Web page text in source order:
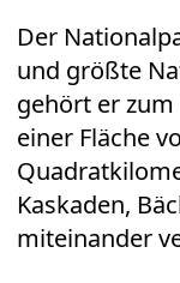
Der
und größte
gehört er zum
einer Fläche
Kaskaden,
miteinander